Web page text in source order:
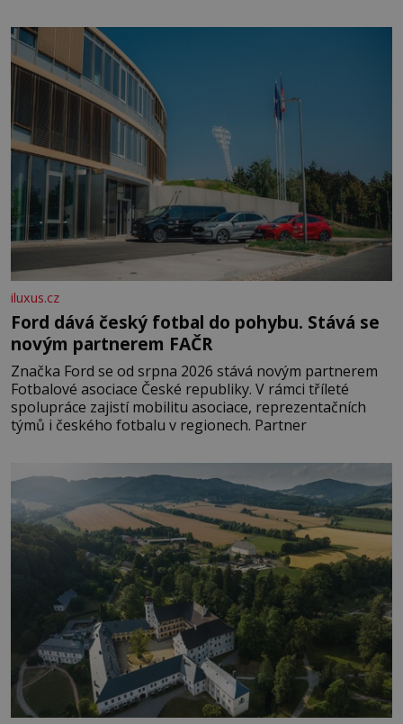
času tráví na zemi, kde sbírá zbytky semínek Jeho
domovinou je prakticky celá Austrálie s výjimkou
pobřežní oblasti.
iluxus.cz
Ford dává český fotbal do pohybu. Stává se
novým partnerem FAČR
Značka Ford se od srpna 2026 stává novým partnerem
Fotbalové asociace České republiky. V rámci tříleté
spolupráce zajistí mobilitu asociace, reprezentačních
týmů i českého fotbalu v regionech. Partner